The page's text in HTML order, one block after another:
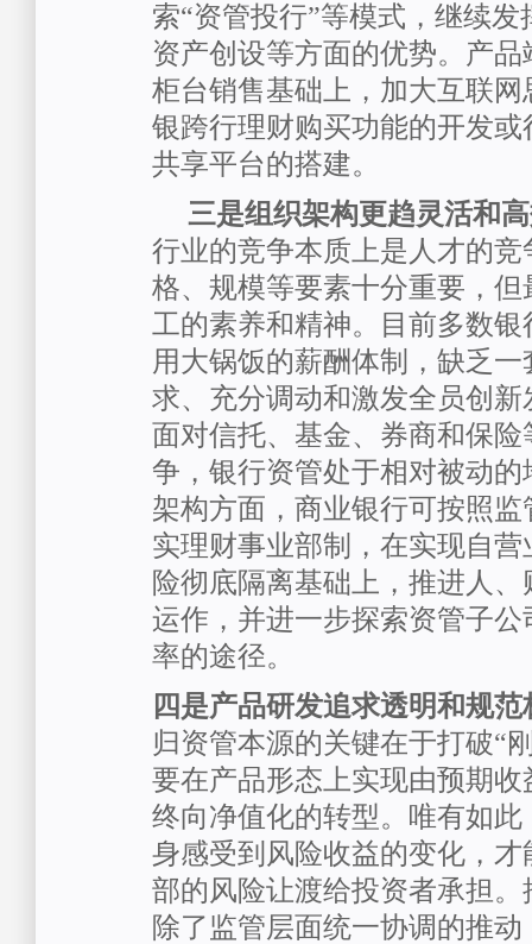
索“资管投行”等模式，继续
资产创设等方面的优势。产
柜台销售基础上，加大互联
银跨行理财购买功能的开发
共享平台的搭建。
三是组织架构更趋灵活和
行业的竞争本质上是人才的
格、规模等要素十分重要，
工的素养和精神。目前多数
用大锅饭的薪酬体制，缺乏
求、充分调动和激发全员创
面对信托、基金、券商和保
争，银行资管处于相对被动
架构方面，商业银行可按照
实理财事业部制，在实现自
险彻底隔离基础上，推进人
运作，并进一步探索资管子
率的途径。
四是产品研发追求透明和规范
归资管本源的关键在于打破“
要在产品形态上实现由预期
终向净值化的转型。唯有如
身感受到风险收益的变化，
部的风险让渡给投资者承担
除了监管层面统一协调的推